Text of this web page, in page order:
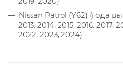
Nissan Patrol (Y62) (года
2013, 2014, 2015, 2016, 2017,
2022, 2023, 2024)